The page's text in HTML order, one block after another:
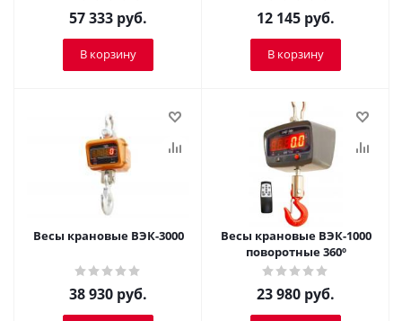
57 333 руб.
В корзину
12 145 руб.
В корзину
Весы крановые ВЭК-3000
38 930 руб.
Весы крановые ВЭК-1000
поворотные 360º
23 980 руб.